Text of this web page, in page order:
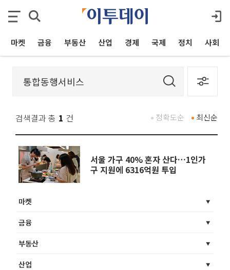
마켓 금융 부동산 산업 경제 국제 정치 사회
검색결과 총 1 건 최신순
정확도순
서울 가구 40% 혼자 산다…1인가
구 지원에 6316억원 투입
마켓
금융
부동산
산업